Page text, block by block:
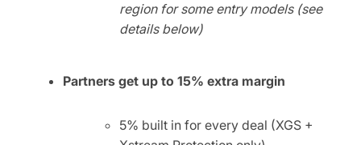
region for some entry models (see
details below)
Partners get up to 15% extra margin
5% built in for every deal (XGS +